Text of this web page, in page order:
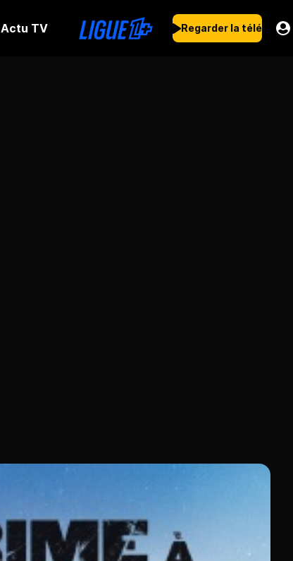
Actu TV Regarder la télé